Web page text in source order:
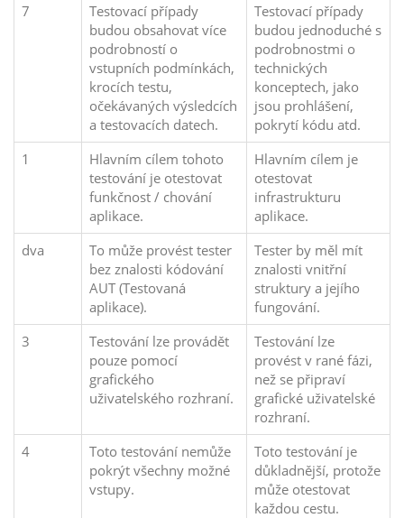
7
Testovací případy
budou obsahovat více
podrobností o
vstupních podmínkách,
krocích testu,
očekávaných výsledcích
a testovacích datech.
Testovací případy
budou jednoduché s
podrobnostmi o
technických
konceptech, jako
jsou prohlášení,
pokrytí kódu atd.
1
Hlavním cílem tohoto
testování je otestovat
funkčnost / chování
aplikace.
Hlavním cílem je
otestovat
infrastrukturu
aplikace.
dva
To může provést tester
bez znalosti kódování
AUT (Testovaná
aplikace).
Tester by měl mít
znalosti vnitřní
struktury a jejího
fungování.
3
Testování lze provádět
pouze pomocí
grafického
uživatelského rozhraní.
Testování lze
provést v rané fázi,
než se připraví
grafické uživatelské
rozhraní.
4
Toto testování nemůže
pokrýt všechny možné
vstupy.
Toto testování je
důkladnější, protože
může otestovat
každou cestu.